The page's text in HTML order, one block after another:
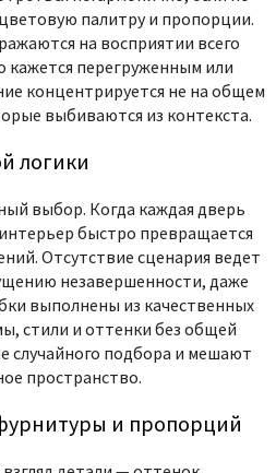
палитру и пропорции.
на восприятии всего
кажется перегруженным или
концентрируется не на общем
выбиваются из контекста.
логики
выбор. Когда каждая дверь
быстро превращается
Отсутствие сценария ведет
незавершенности, даже
выполнены из качественных
стили и оттенки без общей
случайного подбора и мешают
пространство.
и пропорций